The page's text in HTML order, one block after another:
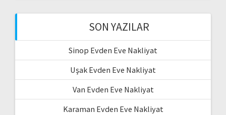
SON YAZILAR
Sinop Evden Eve Nakliyat
Uşak Evden Eve Nakliyat
Van Evden Eve Nakliyat
Karaman Evden Eve Nakliyat